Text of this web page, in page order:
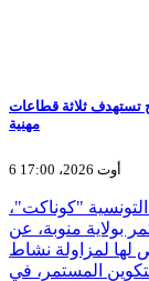
تستهدف ثلاثة قطاعات
مهنية
6 أوت 2026، 17:00
"كوناكت"،
بولاية منوبة، عن
لها لمزاولة نشاط